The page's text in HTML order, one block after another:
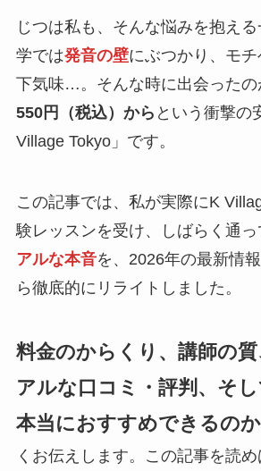
じつは私も、そんな悩みを抱え
学では発音の壁にぶつかり、モ
下気味…。そんな時に出会ったの
550円（税込）から という衝撃の
Village Tokyo」です。
この記事では、私が実際にK
験レッスンを受け、しばらく通
アルな本音を、2026年の最新情
ら徹底的にリライトしました。
料金のからくり、講師の
アルな口コミ・評判、そ
本当におすすめできるのか
くお伝えします。この記事を読